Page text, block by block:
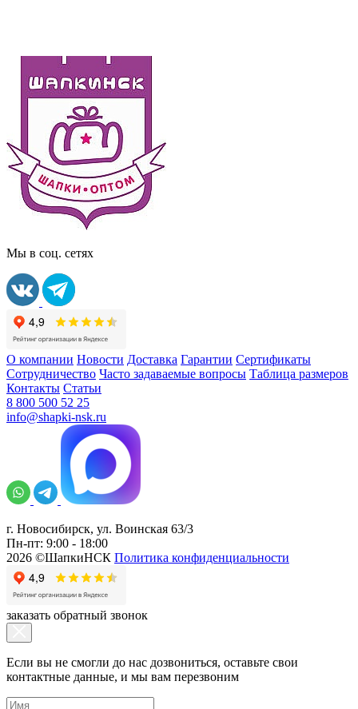
Мы в соц. сетях
О компании Новости Доставка Гарантии Сертификаты
Сотрудничество Часто задаваемые вопросы Таблица размеров
Контакты Статьи
8 800 500 52 25
info@shapki-nsk.ru
г. Новосибирск, ул. Воинская 63/3
Пн-пт: 9:00 - 18:00
2026 ©ШапкиНСК Политика конфиденциальности
заказать обратный звонок
Если вы не смогли до нас дозвониться, оставьте свои
контактные данные, и мы вам перезвоним